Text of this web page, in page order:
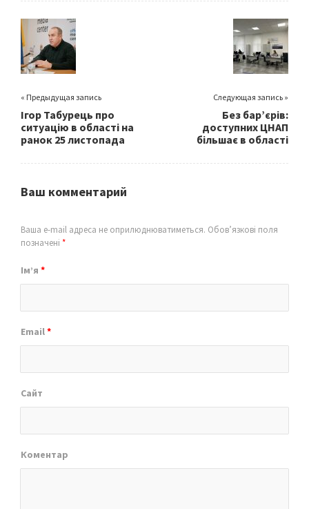
o
o
k
er
« Предыдущая запись
Ігор Табурець про
ситуацію в області на
ранок 25 листопада
Следующая запись »
Без бар’єрів:
доступних ЦНАП
більшає в області
Ваш комментарий
Ваша e-mail адреса не оприлюднюватиметься. Обов’язкові поля
позначені *
Ім’я *
Email*
Сайт
Коментар